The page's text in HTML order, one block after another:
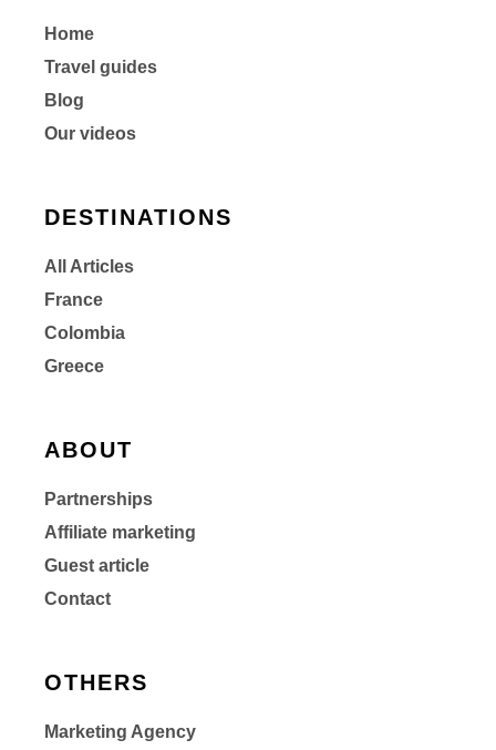
Home
Travel guides
Blog
Our videos
DESTINATIONS
All Articles
France
Colombia
Greece
ABOUT
Partnerships
Affiliate marketing
Guest article
Contact
OTHERS
Marketing Agency